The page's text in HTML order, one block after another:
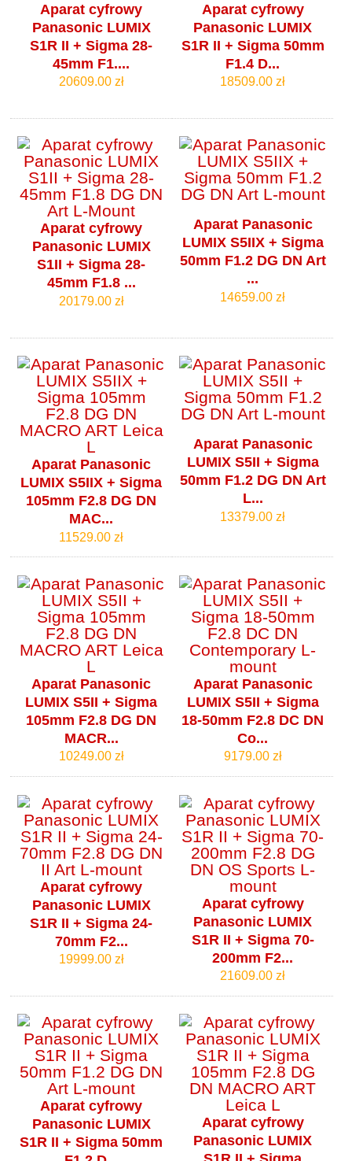
Aparat cyfrowy
Panasonic LUMIX
S1R II + Sigma 28-
45mm F1....
20609.00 zł
Aparat cyfrowy
Panasonic LUMIX
S1R II + Sigma 50mm
F1.4 D...
18509.00 zł
Aparat cyfrowy
Panasonic LUMIX
S1II + Sigma 28-
45mm F1.8 ...
20179.00 zł
Aparat Panasonic
LUMIX S5IIX + Sigma
50mm F1.2 DG DN Art
...
14659.00 zł
Aparat Panasonic
LUMIX S5IIX + Sigma
105mm F2.8 DG DN
MAC...
11529.00 zł
Aparat Panasonic
LUMIX S5II + Sigma
50mm F1.2 DG DN Art
L...
13379.00 zł
Aparat Panasonic
LUMIX S5II + Sigma
105mm F2.8 DG DN
MACR...
10249.00 zł
Aparat Panasonic
LUMIX S5II + Sigma
18-50mm F2.8 DC DN
Co...
9179.00 zł
Aparat cyfrowy
Panasonic LUMIX
S1R II + Sigma 24-
70mm F2...
19999.00 zł
Aparat cyfrowy
Panasonic LUMIX
S1R II + Sigma 70-
200mm F2...
21609.00 zł
Aparat cyfrowy
Panasonic LUMIX
S1R II + Sigma 50mm
Aparat cyfrowy
Panasonic LUMIX